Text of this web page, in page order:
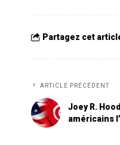
Partagez cet
ARTICLE PRÉCÉDENT
Joey R.
américains